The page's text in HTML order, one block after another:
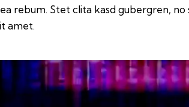
rebum. Stet clita kasd gubergren, no
amet.